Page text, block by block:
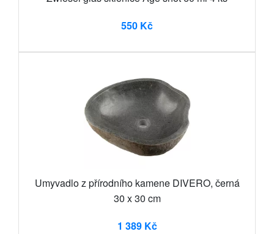
550 Kč
Umyvadlo z přírodního kamene DIVERO, černá
30 x 30 cm
1 389 Kč